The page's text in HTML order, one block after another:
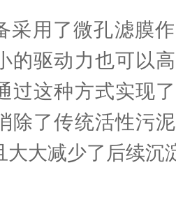
用了微孔滤膜作
的驱动力也可以
过这种方式实现
除了传统活性污
大大减少了后续沉